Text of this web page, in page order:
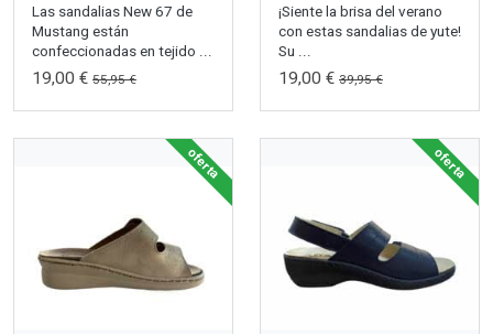
Las sandalias New 67 de
Mustang están
confeccionadas en tejido ...
19,00 € 55,95 €
¡Siente la brisa del verano
con estas sandalias de yute!
Su ...
19,00 € 39,95 €
oferta oferta